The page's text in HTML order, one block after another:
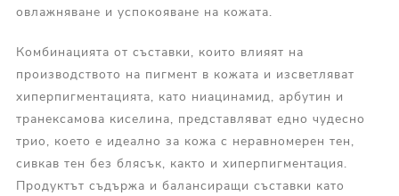
овлажняване и успокояване на кожата.
Комбинацията от съставки, които влияят на
производството на пигмент в кожата и изсветляват
хиперпигментацията, като ниацинамид, арбутин и
транексамова киселина, представляват едно чудесно
трио, което е идеално за кожа с неравномерен тен,
сивкав тен без блясък, както и хиперпигментация.
Продуктът съдържа и балансиращи съставки като